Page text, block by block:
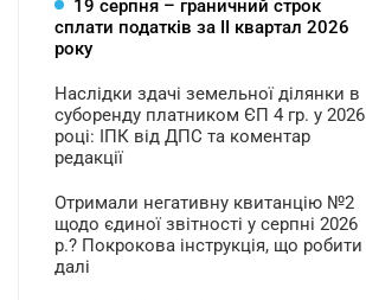
19 серпня – граничний строк
сплати податків за ІI квартал 2026
року
Наслідки здачі земельної ділянки в
суборенду платником ЄП 4 гр. у 2026
році: ІПК від ДПС та коментар
редакції
Отримали негативну квитанцію №2
щодо єдиної звітності у серпні 2026
р.? Покрокова інструкція, що робити
далі